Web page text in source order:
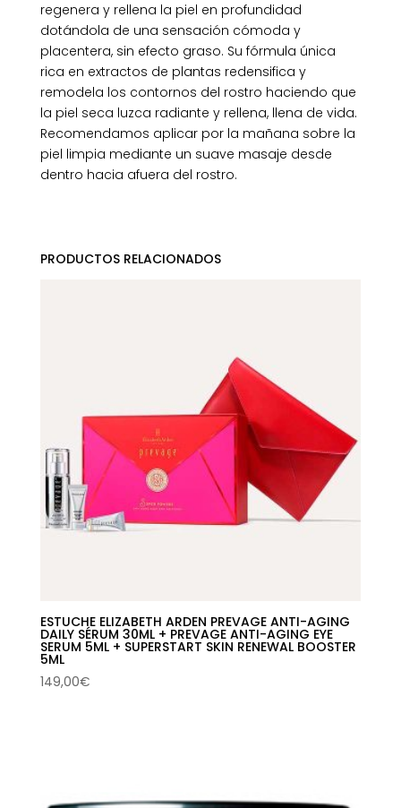
regenera y rellena la piel en profundidad
dotándola de una sensación cómoda y
placentera, sin efecto graso. Su fórmula única
rica en extractos de plantas redensifica y
remodela los contornos del rostro haciendo que
la piel seca luzca radiante y rellena, llena de vida.
Recomendamos aplicar por la mañana sobre la
piel limpia mediante un suave masaje desde
dentro hacia afuera del rostro.
PRODUCTOS RELACIONADOS
ESTUCHE ELIZABETH ARDEN PREVAGE ANTI-AGING
DAILY SÉRUM 30ML + PREVAGE ANTI-AGING EYE
SERUM 5ML + SUPERSTART SKIN RENEWAL BOOSTER
5ML
149,00€